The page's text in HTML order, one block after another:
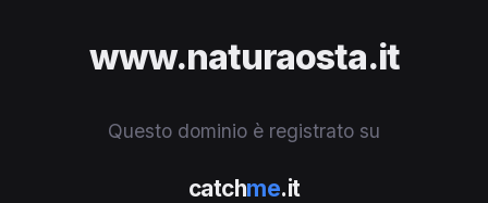
www.naturaosta.it
Questo dominio è registrato su
catchme.it